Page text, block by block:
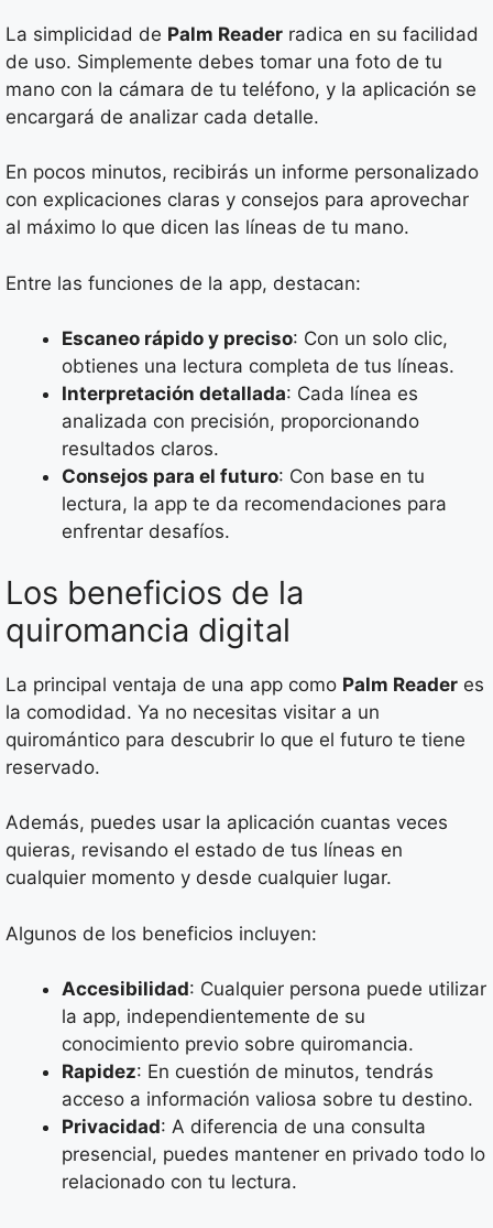
La simplicidad de Palm Reader radica en su facilidad
de uso. Simplemente debes tomar una foto de tu
mano con la cámara de tu teléfono, y la aplicación se
encargará de analizar cada detalle.
En pocos minutos, recibirás un informe personalizado
con explicaciones claras y consejos para aprovechar
al máximo lo que dicen las líneas de tu mano.
Entre las funciones de la app, destacan:
Escaneo rápido y preciso: Con un solo clic,
obtienes una lectura completa de tus líneas.
Interpretación detallada: Cada línea es
analizada con precisión, proporcionando
resultados claros.
Consejos para el futuro: Con base en tu
lectura, la app te da recomendaciones para
enfrentar desafíos.
Los beneficios de la
quiromancia digital
La principal ventaja de una app como Palm Reader es
la comodidad. Ya no necesitas visitar a un
quiromántico para descubrir lo que el futuro te tiene
reservado.
Además, puedes usar la aplicación cuantas veces
quieras, revisando el estado de tus líneas en
cualquier momento y desde cualquier lugar.
Algunos de los beneficios incluyen:
Accesibilidad: Cualquier persona puede utilizar
la app, independientemente de su
conocimiento previo sobre quiromancia.
Rapidez: En cuestión de minutos, tendrás
acceso a información valiosa sobre tu destino.
Privacidad: A diferencia de una consulta
presencial, puedes mantener en privado todo lo
relacionado con tu lectura.